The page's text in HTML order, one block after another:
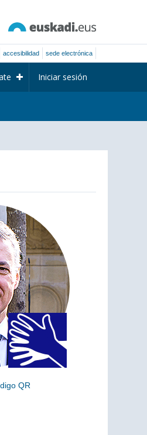
accesibilidad sede electrónica
Iniciar sesión
QR